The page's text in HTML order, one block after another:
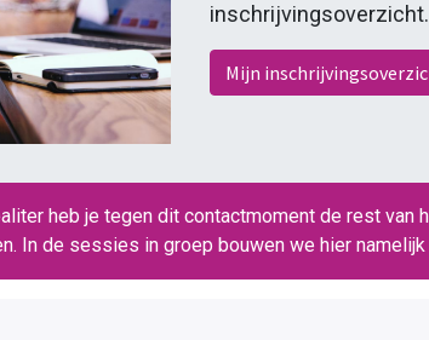
inschrijvingsoverzicht.
Mijn
heb je tegen dit contactmoment de rest van
In de sessies in groep bouwen we hier namelijk